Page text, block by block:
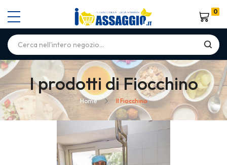
Carrello
0
I prodotti di Fiocchino
Home Il Fiocchino